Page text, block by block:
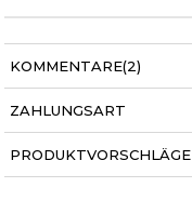
KOMMENTARE(2)
ZAHLUNGSART
PRODUKTVORSCHLÄGE